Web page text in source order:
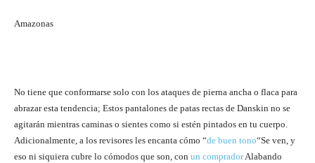
Amazonas
No tiene que conformarse solo con los ataques de pierna ancha o flaca para
abrazar esta tendencia; Estos pantalones de patas rectas de Danskin no se
agitarán mientras caminas o sientes como si estén pintados en tu cuerpo.
Adicionalmente, a los revisores les encanta cómo “de buen tono“Se ven, y
eso ni siquiera cubre lo cómodos que son, con un compradorAlabando